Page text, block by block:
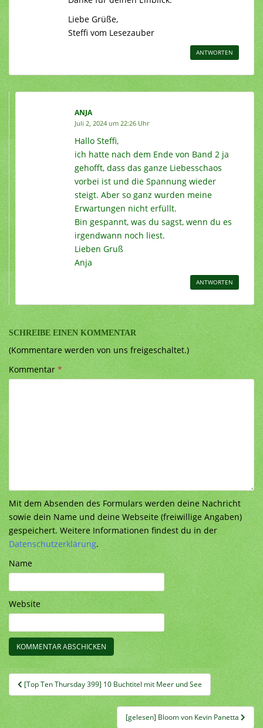
Liebe Grüße,
Steffi vom Lesezauber
ANTWORTEN
ANJA
Juli 2, 2024 um 22:26 Uhr
Hallo Steffi,
ich hatte nach dem Ende von Band 2 ja
gehofft, dass das ganze Liebesschaos
vorbei ist und die Spannung wieder
steigt. Aber so ganz wurden meine
Erwartungen nicht erfüllt.
Bin gespannt, was du sagst, wenn du es
irgendwann noch liest.
Lieben Gruß
Anja
ANTWORTEN
SCHREIBE EINEN KOMMENTAR
(Kommentare werden von uns freigeschaltet.)
Kommentar*
Mit dem Absenden des Formulars werden deine Nachricht
sowie dein Name und deine Webseite (freiwillige Angaben)
gespeichert. Weitere Informationen findest du in der
Datenschutzerklärung.
Name
Website
Beitragsnavigation
[Top Ten Thursday 399] 10 Buchtitel mit Meer und See
[gelesen] Bloom von Kevin Panetta